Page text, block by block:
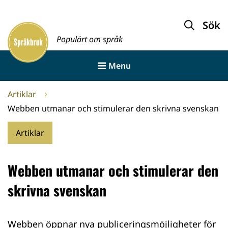
innehållet
Framsida
Populärt om språk
Sök
Menu
Artiklar
Webben utmanar och stimulerar den skrivna svenskan
Artiklar
Webben utmanar och stimulerar den
skrivna svenskan
Webben öppnar nya publiceringsmöjligheter för